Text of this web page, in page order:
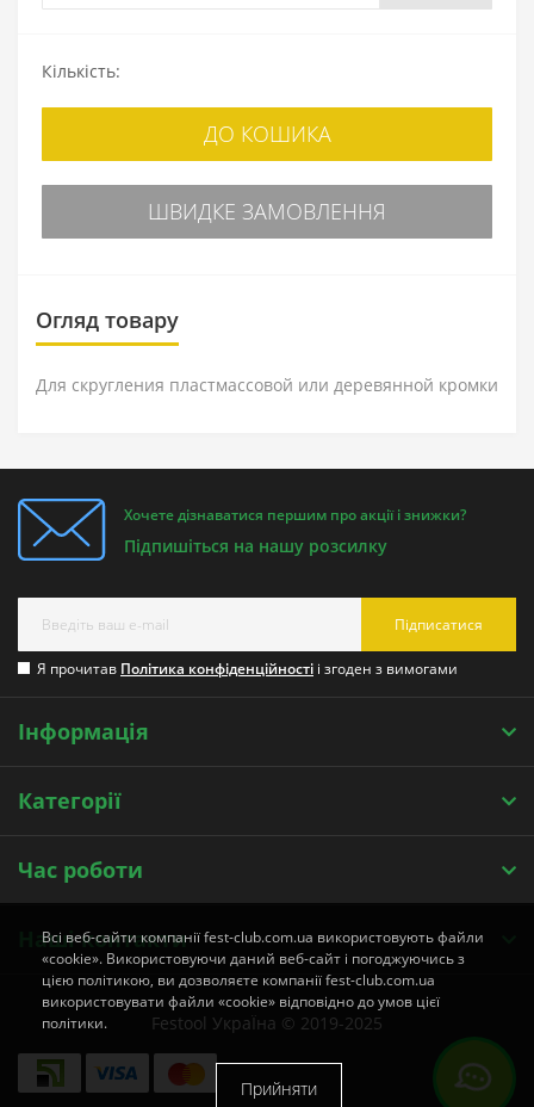
Кількість:
ДО КОШИКА
ШВИДКЕ ЗАМОВЛЕННЯ
Огляд товару
Для скругления пластмассовой или деревянной кромки
Хочете дізнаватися першим про акції і знижки?
Підпишіться на нашу розсилку
Підписатися
Я прочитав Політика конфіденційності і згоден з вимогами
Інформація
Категорії
Час роботи
Наші контакти
Festool УкраЇна © 2019-2025
Всі веб-сайти компанії fest-club.com.ua використовують файли
«cookie». Використовуючи даний веб-сайт і погоджуючись з
цією політикою, ви дозволяєте компанії fest-club.com.ua
використовувати файли «cookie» відповідно до умов цієї
політики.
Прийняти